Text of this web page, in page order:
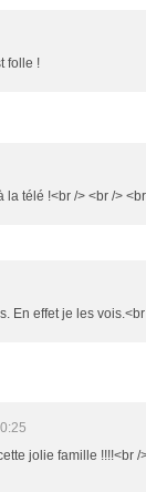
folle !
la télé !<br /> <br />
En effet je les
jolie famille !!!!<br